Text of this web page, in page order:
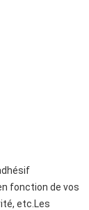
fonction de vos
etc.Les